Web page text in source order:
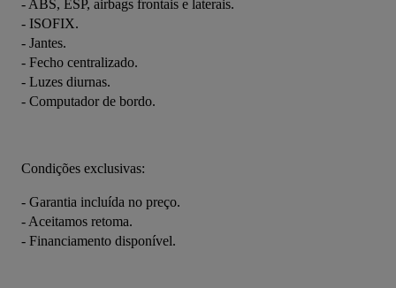
- ABS, ESP, airbags frontais e laterais.
- ISOFIX.
- Jantes.
- Fecho centralizado.
- Luzes diurnas.
- Computador de bordo.
Condições exclusivas:
- Garantia incluída no preço.
- Aceitamos retoma.
- Financiamento disponível.